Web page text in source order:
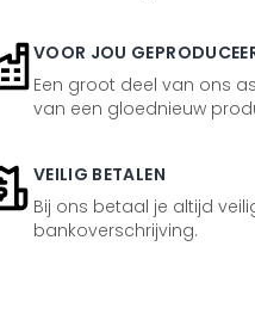
VOOR JOU
Een groot deel van ons
van een gloednieuw
VEILIG BETALEN
Bij ons betaal je altijd
bankoverschrijving.